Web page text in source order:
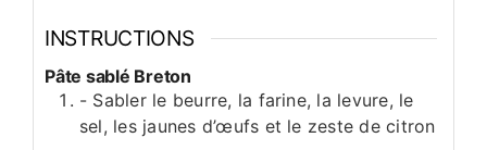
INSTRUCTIONS
Pâte sablé Breton
- Sabler le beurre, la farine, la levure, le
sel, les jaunes d’œufs et le zeste de citron